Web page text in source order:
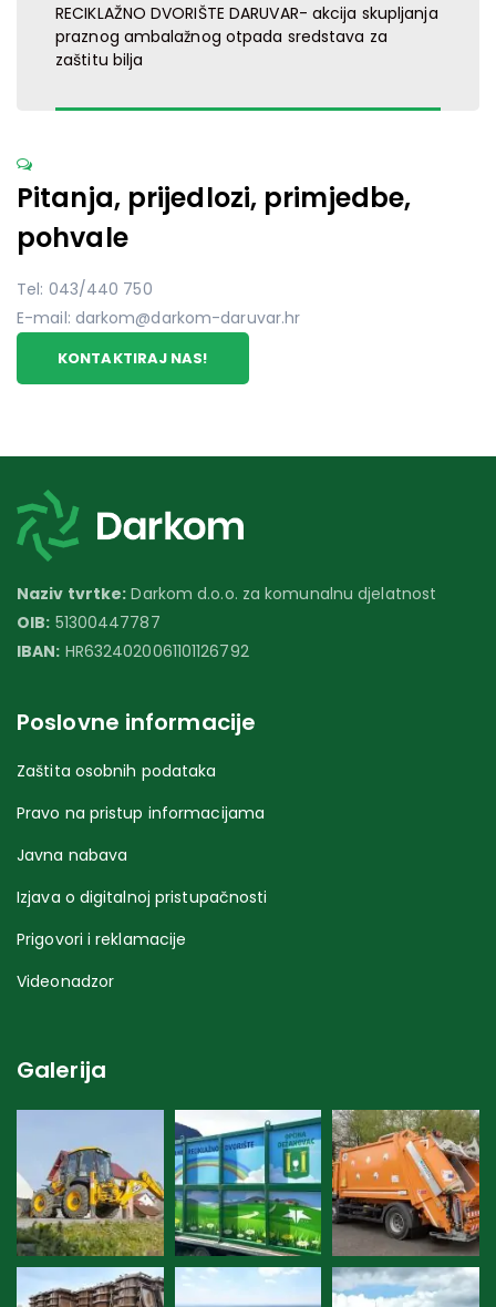
RECIKLAŽNO DVORIŠTE DARUVAR- akcija skupljanja
praznog ambalažnog otpada sredstava za
zaštitu bilja
Pitanja, prijedlozi, primjedbe,
pohvale
Tel: 043/440 750
E-mail: darkom@darkom-daruvar.hr
KONTAKTIRAJ NAS!
Naziv tvrtke: Darkom d.o.o. za komunalnu djelatnost
OIB: 51300447787
IBAN: HR6324020061101126792
Poslovne informacije
Zaštita osobnih podataka
Pravo na pristup informacijama
Javna nabava
Izjava o digitalnoj pristupačnosti
Prigovori i reklamacije
Videonadzor
Galerija